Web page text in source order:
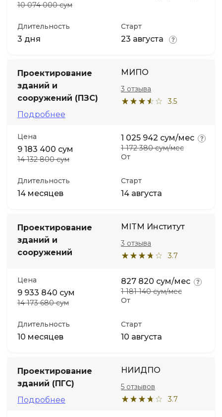
10 074 000 сум
Длительность
3 дня
Старт
23 августа
Проектирование
зданий и
сооружений (ПЗС)
Подробнее
МИПО
3.5
3 отзыва
Цена
9 183 400 сум
14 132 800 сум От
1 025 942 сум/мес
1 172 380 сум/мес
Длительность
14 месяцев
Старт
14 августа
Проектирование
зданий и
сооружений
MITM Институт
3.7
3 отзыва
Цена
9 933 840 сум
14 173 680 сум От
827 820 сум/мес
1 181 140 сум/мес
Длительность
10 месяцев
Старт
10 августа
Проектирование
зданий (ПГС)
Подробнее
НИИДПО
3.7
5 отзывов